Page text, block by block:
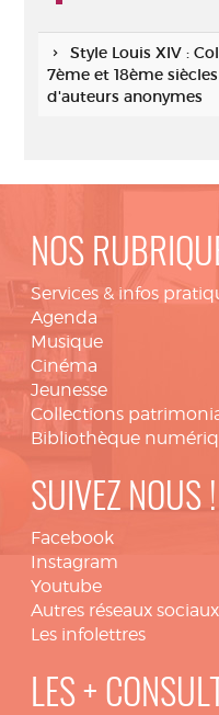
Style Louis XIV :
7ème et 18ème
d'auteurs anonymes
NOS
Services & infos
Agenda
Musique
Cinéma
Jeunesse
Collections
Bibliothèque
SUIVEZ NOUS !
Facebook
Instagram
Youtube
Autres réseaux
Les infolettres
LES +